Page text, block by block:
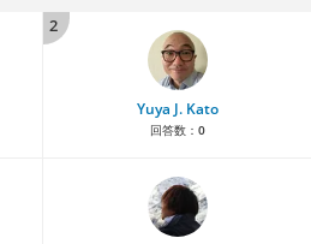
2
Yuya J. Kato
回答数： 0